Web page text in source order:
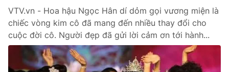
VTV.vn - Hoa hậu Ngọc Hân dí dỏm gọi vương miện là
chiếc vòng kim cô đã mang đến nhiều thay đổi cho
cuộc đời cô. Người đẹp đã gửi lời cảm ơn tới hành...